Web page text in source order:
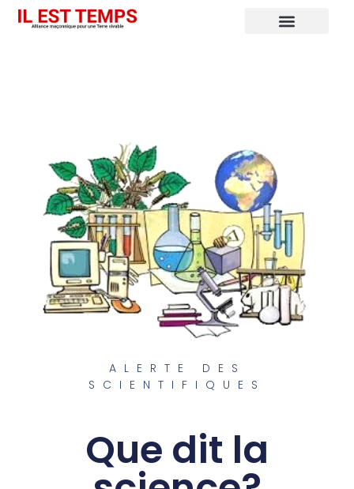
ALERTE DES
SCIENTIFIQUES
Que dit la